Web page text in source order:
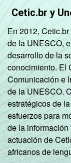
Cetic.br y
En 2012,
de la UNESCO,
desarrollo de la
conocimiento. El
Comunicación e
de la UNESCO.
estratégicos de
esfuerzos para
de la
actuación de
africanos de